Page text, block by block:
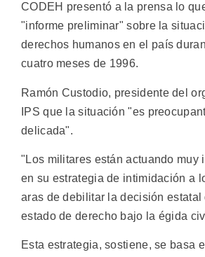
CODEH presentó a la prensa lo
"informe preliminar" sobre la
derechos humanos en el país
cuatro meses de 1996.
Ramón Custodio, presidente del
IPS que la situación "es
delicada".
"Los militares están actuando muy
en su estrategia de intimidación a
aras de debilitar la decisión estatal
estado de derecho bajo la égida
Esta estrategia, sostiene, se basa